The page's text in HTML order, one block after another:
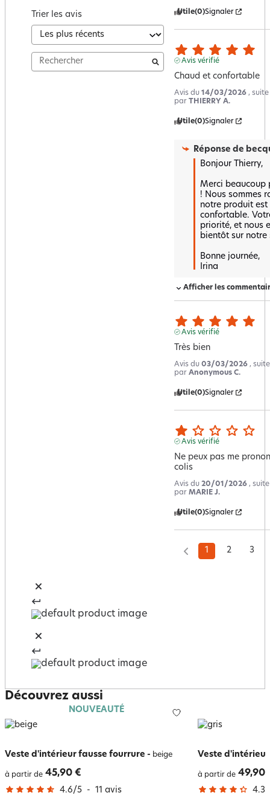
Trier les avis Utile(0)Signaler
Avis vérifié
Chaud et confortable
Avis du 14/03/2026 ,
par THIERRY A.
Utile(0)Signaler
Réponse de
Bonjour Thierry,
Merci beaucoup
! Nous sommes
notre produit
confortable.
priorité, et nous
bientôt sur notre
Bonne journée,
Irina
Afficher les
Avis vérifié
Très bien
Avis du 03/03/2026 ,
par Anonymous C.
Utile(0)Signaler
Avis vérifié
Ne peux pas me
colis
Avis du 20/01/2026 ,
par MARIE J.
Utile(0)Signaler
1 2 3
Découvrez aussi
NOUVEAUTÉ
Veste d'intérieur fausse fourrure - beige
à partir de 45,90 €
4.6/5 - 11 avis
Veste
à partir de 49,90
4.3